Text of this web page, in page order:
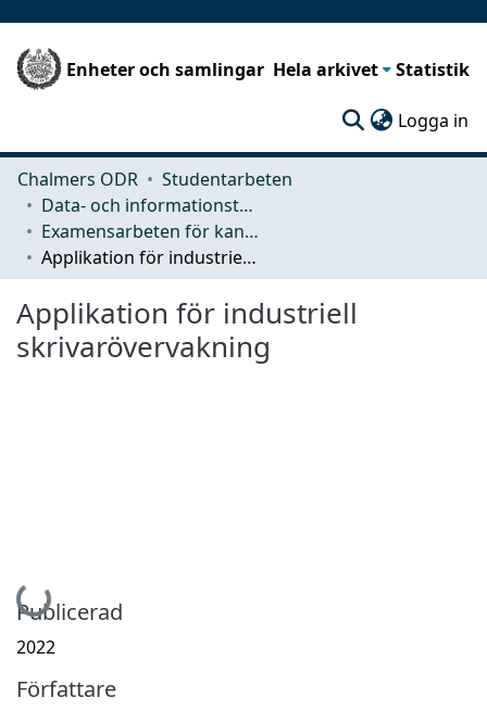
Enheter och samlingar Hela arkivet Statistik
Logga in
Chalmers ODR
Studentarbeten
Data- och informationsteknik (CSE)
Examensarbeten för kandidatexamen
Applikation för industriell skrivarövervakning
Applikation för industriell
skrivarövervakning
Hämtar...
Publicerad
2022
Författare